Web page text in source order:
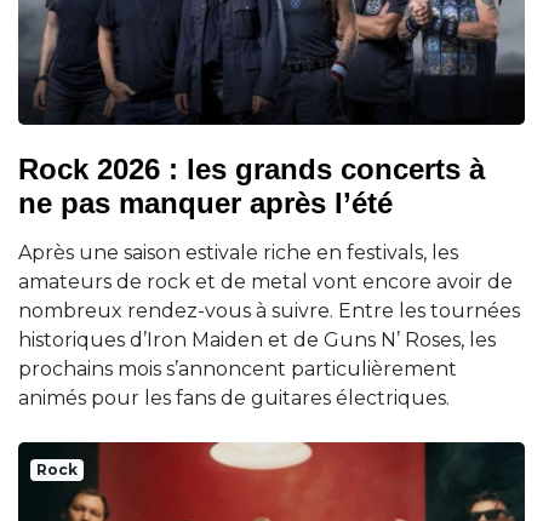
Rock 2026 : les grands concerts à
ne pas manquer après l’été
Après une saison estivale riche en festivals, les
amateurs de rock et de metal vont encore avoir de
nombreux rendez-vous à suivre. Entre les tournées
historiques d’Iron Maiden et de Guns N’ Roses, les
prochains mois s’annoncent particulièrement
animés pour les fans de guitares électriques.
Rock